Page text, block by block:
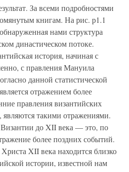
За всеми подробностями
книгам. На рис. р1.1
нами структура
династическом потоке.
история, начиная с
с правления Мануила
данной статистической
отражением более
правления византийских
являются такими отражениями.
до XII века — это, по
более поздних событий.
XII века находится близко
истории, известной нам